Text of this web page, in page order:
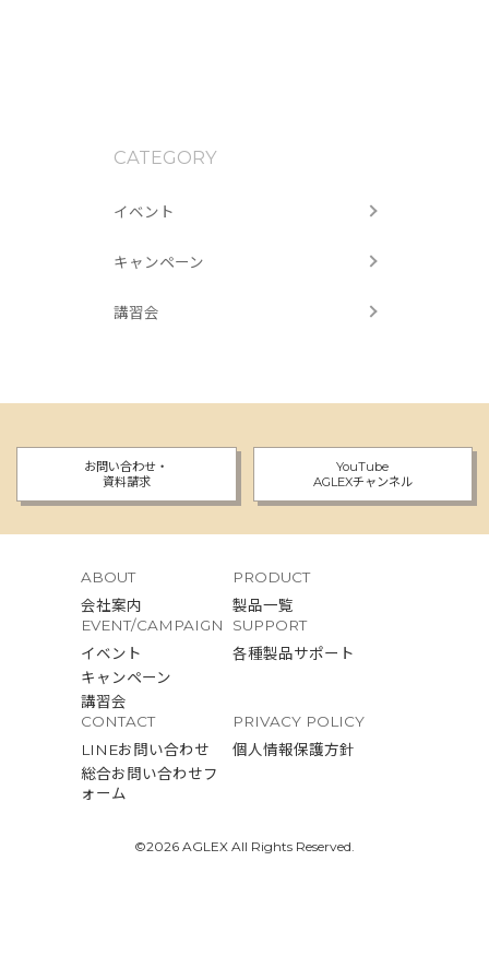
CATEGORY
イベント
キャンペーン
講習会
お問い合わせ・
資料請求
YouTube
AGLEXチャンネル
ABOUT
会社案内
PRODUCT
製品一覧
EVENT/CAMPAIGN
イベント
キャンペーン
講習会
SUPPORT
各種製品サポート
CONTACT
LINEお問い合わせ
総合お問い合わせフ
ォーム
PRIVACY POLICY
個人情報保護方針
©2026 AGLEX All Rights Reserved.